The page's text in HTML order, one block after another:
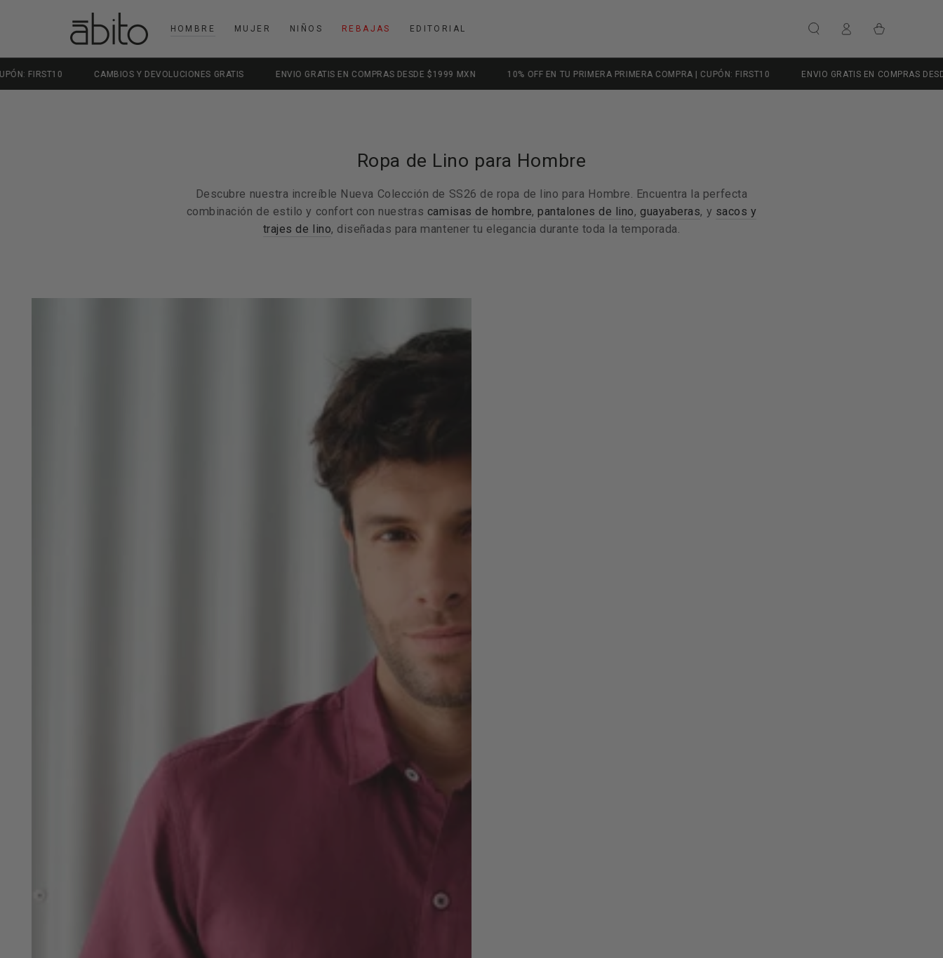
IR AL CONTENIDO
HOMBRE MUJER NIÑOS REBAJAS EDITORIAL
sesión
Carrito
Y DEVOLUCIONES GRATIS ENVIO GRATIS EN COMPRAS DESDE $1999 MXN 10% OFF EN TU PRIMERA PRIMERA COMPRA | CUPÓN: FIRST10 ENVIO GRATIS EN COMPRAS DESDE $1999 MXN
Colección:
Ropa de Lino para Hombre
Descubre nuestra increíble Nueva Colección de SS26 de ropa de lino para Hombre. Encuentra la perfecta
combinación de estilo y confort con nuestras camisas de hombre,pantalones de lino,guayaberas, y sacos y
trajes de lino, diseñadas para mantener tu elegancia durante toda la temporada.